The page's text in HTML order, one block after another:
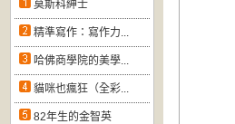
莫斯科紳士
精準寫作：寫作力...
哈佛商學院的美學...
貓咪也瘋狂（全彩...
82年生的金智英